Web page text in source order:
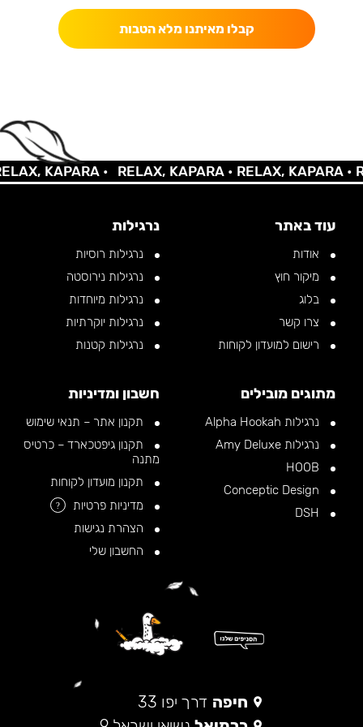
קבלו מאיתנו מלא הטבות
KAPARA • RELAX, KAPARA •RELAX, KAPARA •
עוד באתר
אודות
מיקור חוץ
בלוג
צרו קשר
רישום למועדון לקוחות
נרגילות
נרגילות רוסיות
נרגילות נירוסטה
נרגילות מיוחדות
נרגילות יוקרתיות
נרגילות קטנות
מתוגים מובילים
נרגילות Alpha Hookah
נרגילות Amy Deluxe
חשבון ומדיניות
תקנון אתר – תנאי שימוש
תקנון גיפטכארד – כרטיס
מתנה
תקנון מועדון לקוחות
מדיניות פרטיות
?
הצהרת נגישות
החשבון שלי
חיפה דרך יפו 33